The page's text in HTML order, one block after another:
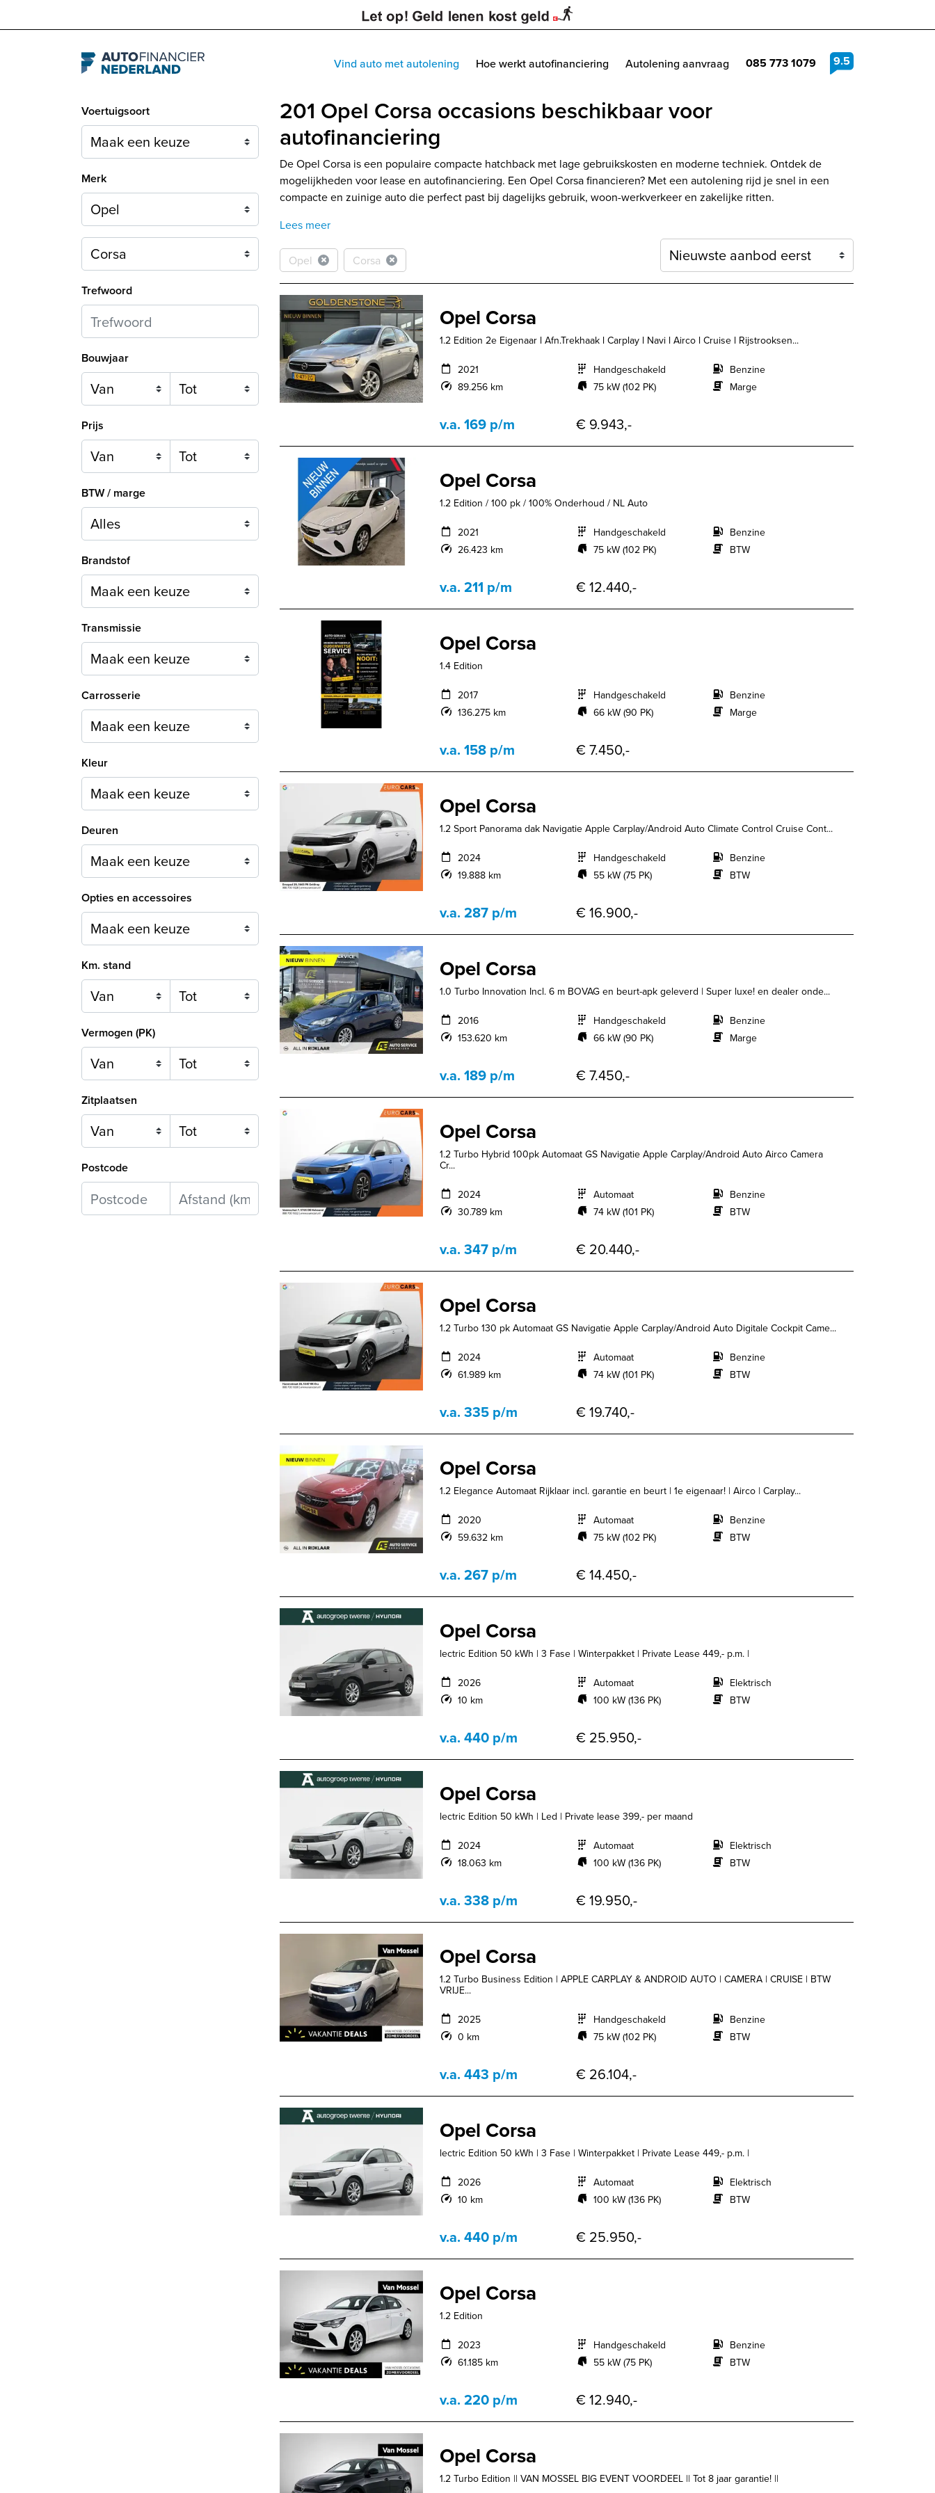
Navigation 9.5
Vind auto met autolening Hoe werkt autofinanciering Autolening aanvraag 085 773 1079
Voertuigsoort
Merk
Trefwoord
Bouwjaar
Prijs
BTW / marge
Brandstof
Maak een keuze
Transmissie
Carrosserie
Maak een keuze
Kleur
Maak een keuze
Deuren
Maak een keuze
Opties en accessoires
Maak een keuze
Km. stand
Vermogen (PK)
Zitplaatsen
Postcode
201 Opel Corsa occasions beschikbaar voor
autofinanciering
De Opel Corsa is een populaire compacte hatchback met lage gebruikskosten en moderne techniek. Ontdek de
mogelijkheden voor lease en autofinanciering. Een Opel Corsa financieren? Met een autolening rijd je snel in een
compacte en zuinige auto die perfect past bij dagelijks gebruik, woon-werkverkeer en zakelijke ritten.
Lees meer
Opel Corsa
Opel Corsa
1.2 Edition 2e Eigenaar l Afn.Trekhaak l Carplay l Navi l Airco l Cruise l Rijstrooksen...
2021
89.256 km
Handgeschakeld
75 kW (102 PK)
Benzine
Marge
v.a. 169 p/m € 9.943,-
Opel Corsa
1.2 Edition / 100 pk / 100% Onderhoud / NL Auto
2021
26.423 km
Handgeschakeld
75 kW (102 PK)
Benzine
BTW
v.a. 211 p/m € 12.440,-
Opel Corsa
1.4 Edition
2017
136.275 km
Handgeschakeld
66 kW (90 PK)
Benzine
Marge
v.a. 158 p/m € 7.450,-
Opel Corsa
1.2 Sport Panorama dak Navigatie Apple Carplay/Android Auto Climate Control Cruise Cont...
2024
19.888 km
Handgeschakeld
55 kW (75 PK)
Benzine
BTW
v.a. 287 p/m € 16.900,-
Opel Corsa
1.0 Turbo Innovation Incl. 6 m BOVAG en beurt-apk geleverd | Super luxe! en dealer onde...
2016
153.620 km
Handgeschakeld
66 kW (90 PK)
Benzine
Marge
v.a. 189 p/m € 7.450,-
Opel Corsa
1.2 Turbo Hybrid 100pk Automaat GS Navigatie Apple Carplay/Android Auto Airco Camera
Cr...
2024
30.789 km
Automaat
74 kW (101 PK)
Benzine
BTW
v.a. 347 p/m € 20.440,-
Opel Corsa
1.2 Turbo 130 pk Automaat GS Navigatie Apple Carplay/Android Auto Digitale Cockpit Came...
2024
61.989 km
Automaat
74 kW (101 PK)
Benzine
BTW
v.a. 335 p/m € 19.740,-
Opel Corsa
1.2 Elegance Automaat Rijklaar incl. garantie en beurt | 1e eigenaar! | Airco | Carplay...
2020
59.632 km
Automaat
75 kW (102 PK)
Benzine
BTW
v.a. 267 p/m € 14.450,-
Opel Corsa
lectric Edition 50 kWh | 3 Fase | Winterpakket | Private Lease 449,- p.m. |
2026
10 km
Automaat
100 kW (136 PK)
Elektrisch
BTW
v.a. 440 p/m € 25.950,-
Opel Corsa
lectric Edition 50 kWh | Led | Private lease 399,- per maand
2024
18.063 km
Automaat
100 kW (136 PK)
Elektrisch
BTW
v.a. 338 p/m € 19.950,-
Opel Corsa
1.2 Turbo Business Edition | APPLE CARPLAY & ANDROID AUTO | CAMERA | CRUISE | BTW
VRIJE...
2025
0 km
Handgeschakeld
75 kW (102 PK)
Benzine
BTW
v.a. 443 p/m € 26.104,-
Opel Corsa
lectric Edition 50 kWh | 3 Fase | Winterpakket | Private Lease 449,- p.m. |
2026
10 km
Automaat
100 kW (136 PK)
Elektrisch
BTW
v.a. 440 p/m € 25.950,-
Opel Corsa
1.2 Edition
2023
61.185 km
Handgeschakeld
55 kW (75 PK)
Benzine
BTW
v.a. 220 p/m € 12.940,-
Opel Corsa
1.2 Turbo Edition || VAN MOSSEL BIG EVENT VOORDEEL || Tot 8 jaar garantie! ||